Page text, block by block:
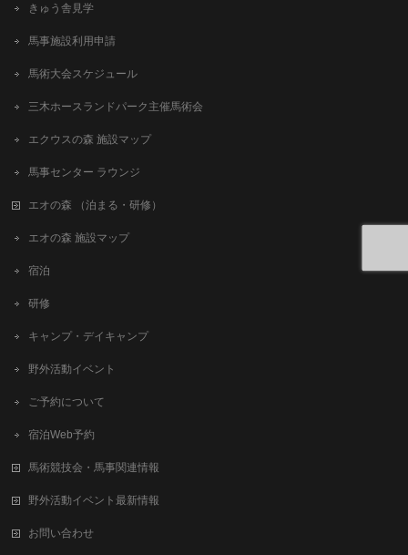
きゅう舎見学
馬事施設利用申請
馬術大会スケジュール
三木ホースランドパーク主催馬術会
エクウスの森 施設マップ
馬事センター ラウンジ
エオの森 （泊まる・研修）
エオの森 施設マップ
宿泊
研修
キャンプ・デイキャンプ
野外活動イベント
ご予約について
宿泊Web予約
馬術競技会・馬事関連情報
野外活動イベント最新情報
お問い合わせ